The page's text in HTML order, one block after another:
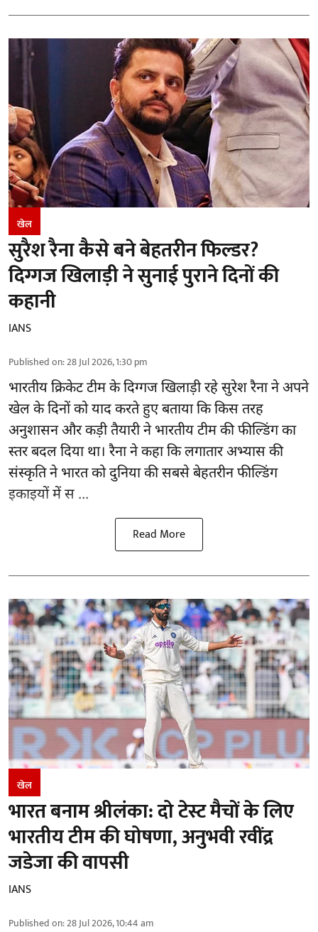
खेल
सुरैश रैना कैसे बने बेहतरीन फिल्डर?
दिग्गज खिलाड़ी ने सुनाई पुराने दिनों की
कहानी
IANS
Published on:28 Jul 2026, 1:30 pm
भारतीय क्रिकेट टीम के दिग्गज खिलाड़ी रहेसुरेश रैनाने अपने
खेल के दिनों को याद करते हुए बताया कि किस तरह
अनुशासन और कड़ी तैयारी ने भारतीय टीम की फील्डिंग का
स्तर बदल दिया था। रैना ने कहा कि लगातार अभ्यास की
संस्कृति ने भारत को दुनिया की सबसे बेहतरीन फील्डिंग
इकाइयों में स ...
Read More
खेल
भारत बनाम श्रीलंका: दो टेस्ट मैचों के लिए
भारतीय टीम की घोषणा, अनुभवी रवींद्र
जडेजा की वापसी
IANS
Published on:28 Jul 2026, 10:44 am